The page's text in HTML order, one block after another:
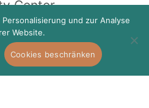
Center
73, 8006und zur Analyse
Website.
Cookies beschränken